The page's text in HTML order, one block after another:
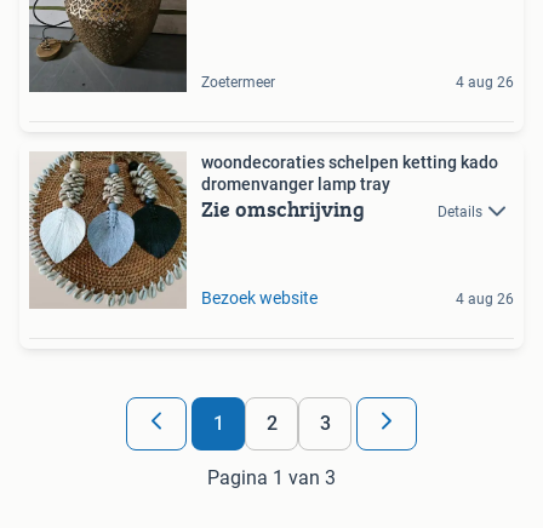
Zoetermeer 4 aug 26
woondecoraties schelpen ketting kado
dromenvanger lamp tray
Zie omschrijving Details
Bezoek website 4 aug 26
1 2 3
Pagina 1 van 3